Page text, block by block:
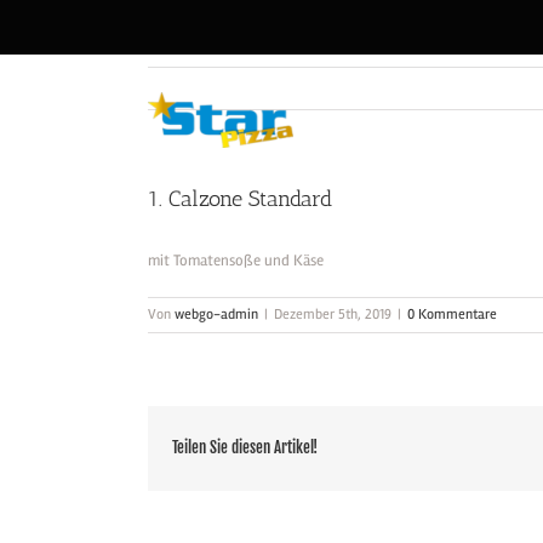
springen
1. Calzone Standard
mit Tomatensoße und Käse
Von webgo-admin | Dezember 5th, 2019 | 0 Kommentare
Teilen Sie diesen Artikel!